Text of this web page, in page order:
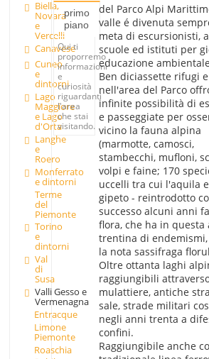
Biella,
Novara
e
Vercelli
Canavese
Cuneo
e
dintorni
Lago
Maggiore
e Lago
d'Orta
Langhe
e
Roero
Monferrato
e dintorni
Terme
del
Piemonte
Torino
e
dintorni
Val
di
Susa
Valli Gesso e
Vermenagna
Entracque
Limone
Piemonte
Roaschia
primo
piano
Qui ti
proporremo
informazioni
e
curiosità
riguardanti
l'area
che stai
visitando.
del Parco Alpi
valle é divenuta
meta di escursionisti,
scuole ed istituti per
educazione
Ben diciassette rifugi
nell'area del Parco
infinite possibilità di
e passeggiate per
vicino la fauna alpina
(marmotte, camosci,
stambecchi, mufloni,
volpi e faine; 170
uccelli tra cui l'aquila
gipeto - reintrodotto
successo alcuni anni
flora, che ha in questa
trentina di
la nota sassifraga
Oltre ottanta laghi
raggiungibili
mulattiere, antiche
sale, strade militari
negli anni trenta a
confini.
Raggiungibile anche